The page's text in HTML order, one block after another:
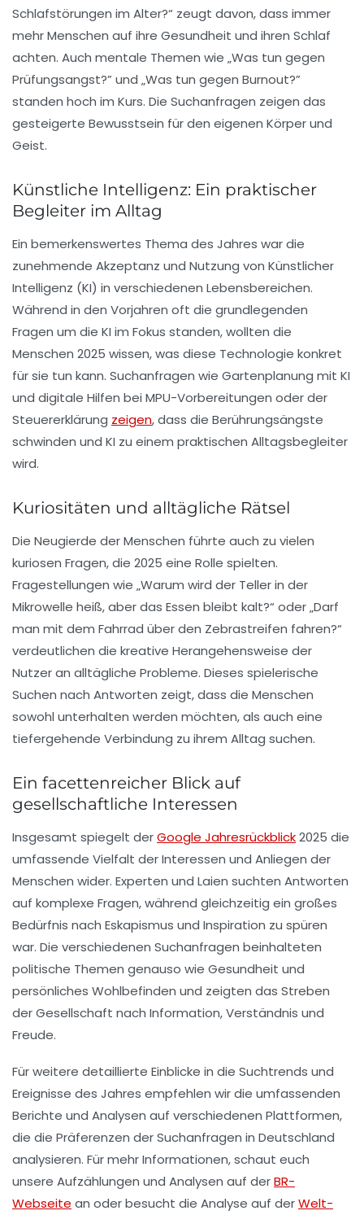
Schlafstörungen im Alter?“ zeugt davon, dass immer
mehr Menschen auf ihre Gesundheit und ihren Schlaf
achten. Auch mentale Themen wie „Was tun gegen
Prüfungsangst?” und „Was tun gegen Burnout?”
standen hoch im Kurs. Die Suchanfragen zeigen das
gesteigerte Bewusstsein für den eigenen Körper und
Geist.
Künstliche Intelligenz: Ein praktischer
Begleiter im Alltag
Ein bemerkenswertes Thema des Jahres war die
zunehmende Akzeptanz und Nutzung von Künstlicher
Intelligenz (KI) in verschiedenen Lebensbereichen.
Während in den Vorjahren oft die grundlegenden
Fragen um die KI im Fokus standen, wollten die
Menschen 2025 wissen, was diese Technologie konkret
für sie tun kann. Suchanfragen wie Gartenplanung mit KI
und digitale Hilfen bei MPU-Vorbereitungen oder der
Steuererklärung zeigen, dass die Berührungsängste
schwinden und KI zu einem praktischen Alltagsbegleiter
wird.
Kuriositäten und alltägliche Rätsel
Die Neugierde der Menschen führte auch zu vielen
kuriosen Fragen, die 2025 eine Rolle spielten.
Fragestellungen wie „Warum wird der Teller in der
Mikrowelle heiß, aber das Essen bleibt kalt?“ oder „Darf
man mit dem Fahrrad über den Zebrastreifen fahren?“
verdeutlichen die kreative Herangehensweise der
Nutzer an alltägliche Probleme. Dieses spielerische
Suchen nach Antworten zeigt, dass die Menschen
sowohl unterhalten werden möchten, als auch eine
tiefergehende Verbindung zu ihrem Alltag suchen.
Ein facettenreicher Blick auf
gesellschaftliche Interessen
Insgesamt spiegelt derGoogle Jahresrückblick2025 die
umfassende Vielfalt der Interessen und Anliegen der
Menschen wider. Experten und Laien suchten Antworten
auf komplexe Fragen, während gleichzeitig ein großes
Bedürfnis nach Eskapismus und Inspiration zu spüren
war. Die verschiedenen Suchanfragen beinhalteten
politische Themen genauso wie Gesundheit und
persönliches Wohlbefinden und zeigten das Streben
der Gesellschaft nach Information, Verständnis und
Freude.
Für weitere detaillierte Einblicke in die Suchtrends und
Ereignisse des Jahres empfehlen wir die umfassenden
Berichte und Analysen auf verschiedenen Plattformen,
die die Präferenzen der Suchanfragen in Deutschland
analysieren. Für mehr Informationen, schaut euch
unsere Aufzählungen und Analysen auf derBR-
Webseite an oder besucht die Analyse auf derWelt-